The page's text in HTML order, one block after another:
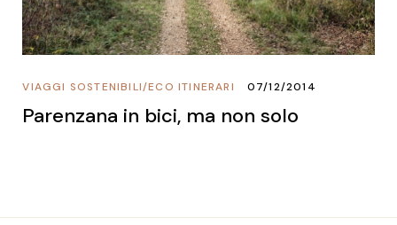
ECO ITINERARI
/
VIAGGI SOSTENIBILI 07/12/2014
Parenzana in bici, ma non solo